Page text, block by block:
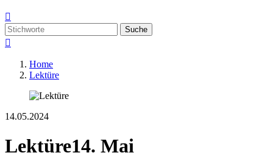

Suche

Home
Lektüre
14.05.2024
Lektüre14. Mai